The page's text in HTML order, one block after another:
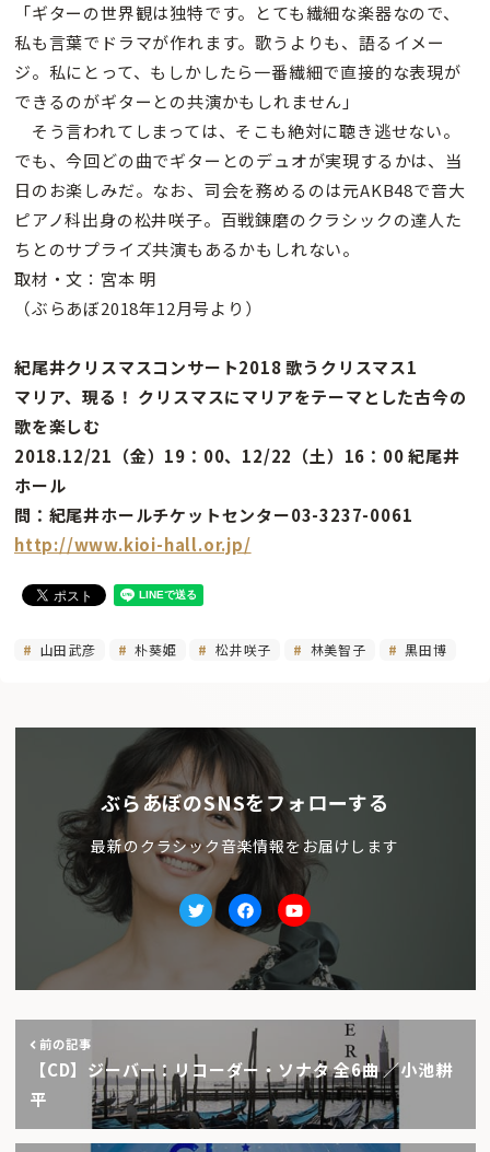
「ギターの世界観は独特です。とても繊細な楽器なので、
私も言葉でドラマが作れます。歌うよりも、語るイメー
ジ。私にとって、もしかしたら一番繊細で直接的な表現が
できるのがギターとの共演かもしれません」
そう言われてしまっては、そこも絶対に聴き逃せない。
でも、今回どの曲でギターとのデュオが実現するかは、当
日のお楽しみだ。なお、司会を務めるのは元AKB48で音大
ピアノ科出身の松井咲子。百戦錬磨のクラシックの達人た
ちとのサプライズ共演もあるかもしれない。
取材・文：宮本 明
（ぶらあぼ2018年12月号より）
紀尾井クリスマスコンサート2018 歌うクリスマス1
マリア、現る！ クリスマスにマリアをテーマとした古今の
歌を楽しむ
2018.12/21（金）19：00、12/22（土）16：00 紀尾井
ホール
問：紀尾井ホールチケットセンター03-3237-0061
http://www.kioi-hall.or.jp/
山田武彦 朴葵姫 松井咲子 林美智子 黒田博
ぶらあぼのSNSをフォローする
最新のクラシック音楽情報をお届けします
TwitterfacebookYoutube
前の記事
【CD】ジーバー：リコーダー・ソナタ 全6曲 ／小池耕
平